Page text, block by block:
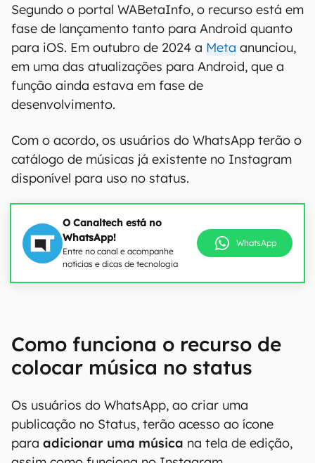
Segundo o portal WABetaInfo, o recurso está em
fase de lançamento tanto para Android quanto
para iOS. Em outubro de 2024 a Meta anunciou,
em uma das atualizações para Android, que a
função ainda estava em fase de
desenvolvimento.
Com o acordo, os usuários do WhatsApp terão o
catálogo de músicas já existente no Instagram
disponível para uso no status.
O Canaltech está no
WhatsApp!
Entre no canal e acompanhe
notícias e dicas de tecnologia
WhatsApp
00:00 20:46